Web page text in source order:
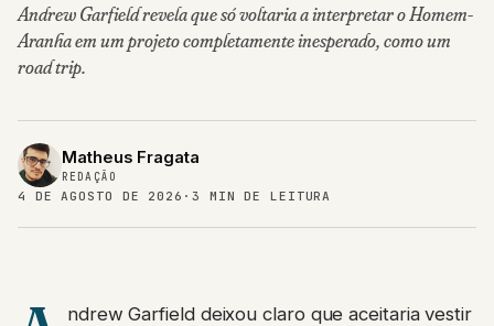
Andrew Garfield revela que só voltaria a interpretar o Homem-
Aranha em um projeto completamente inesperado, como um
road trip.
Matheus Fragata
REDAÇÃO
4 DE AGOSTO DE 2026 · 3 MIN DE LEITURA
ndrew Garfield deixou claro que aceitaria vestir